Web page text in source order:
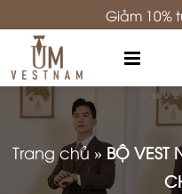
Giảm 10%
Trang chủ » BỘ VEST